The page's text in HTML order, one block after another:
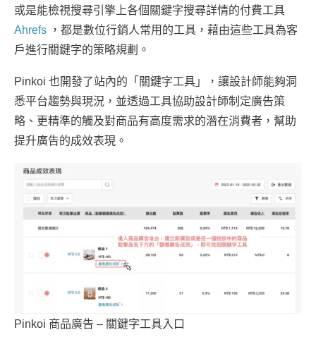
或是能檢視搜尋引擎上各個關鍵字搜尋詳情的付費工具
Ahrefs ，都是數位行銷人常用的工具，藉由這些工具為客
戶進行關鍵字的策略規劃。
Pinkoi 也開發了站內的「關鍵字工具」，讓設計師能夠洞
悉平台趨勢與現況，並透過工具協助設計師制定廣告策
略、更精準的觸及對商品有高度需求的潛在消費者，幫助
提升廣告的成效表現。
Pinkoi 商品廣告 – 關鍵字工具入口